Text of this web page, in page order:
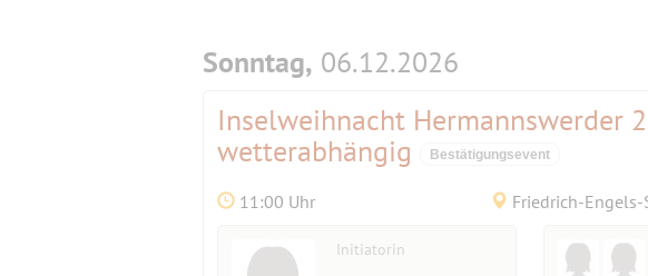
Sonntag, 06.12.2026
Inselweihnacht Hermannswerder
wetterabhängig
Bestätigungsevent
11:00 Uhr Friedrich-
Initiatorin